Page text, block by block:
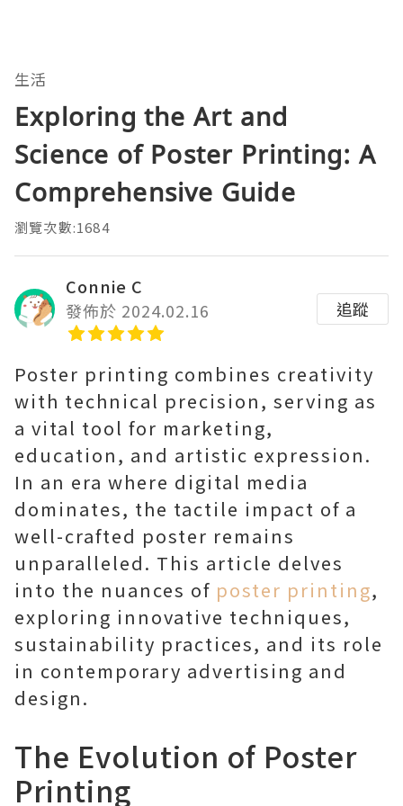
生活
Exploring the Art and
Science of Poster Printing: A
Comprehensive Guide
瀏覽次數:1684
Connie C
發佈於 2024.02.16
追蹤
Poster printing combines creativity
with technical precision, serving as
a vital tool for marketing,
education, and artistic expression.
In an era where digital media
dominates, the tactile impact of a
well-crafted poster remains
unparalleled. This article delves
into the nuances of poster printing,
exploring innovative techniques,
sustainability practices, and its role
in contemporary advertising and
design.
The Evolution of Poster
Printing